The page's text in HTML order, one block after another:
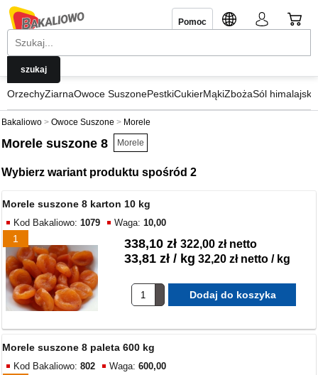
Pomoc
OrzechyZiarnaOwoce SuszonePestkiCukierMąkiZbożaSól himalajska
Bakaliowo Owoce Suszone Morele
Morele suszone 8 Morele
Wybierz wariant produktu spośród 2
1
Morele suszone 8 karton 10 kg
Kod Bakaliowo:1079 Waga:10,00
338,10 zł 322,00 zł netto
33,81 zł / kg 32,20 zł netto / kg
Morele suszone 8 paleta 600 kg
Kod Bakaliowo:802 Waga:600,00